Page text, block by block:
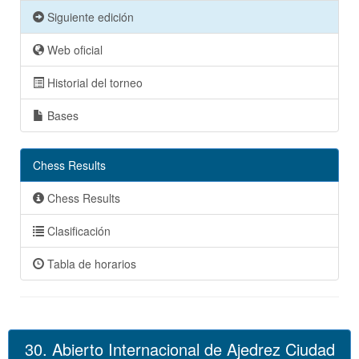
Siguiente edición
Web oficial
Historial del torneo
Bases
Chess Results
Chess Results
Clasificación
Tabla de horarios
30. Abierto Internacional de Ajedrez Ciudad